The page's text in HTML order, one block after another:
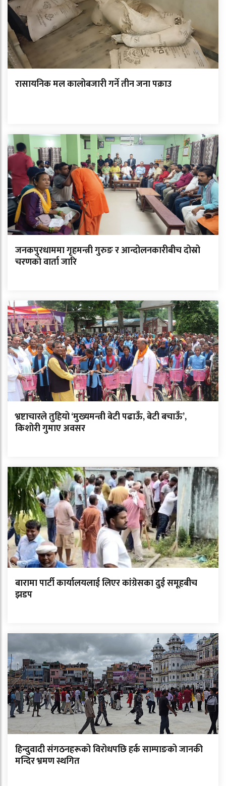
रासायनिक मल कालोबजारी गर्ने तीन जना पक्राउ
जनकपुरधाममा गृहमन्त्री गुरुङ र आन्दोलनकारीबीच दोस्रो
चरणको वार्ता जारि
भ्रष्टाचारले तुहियो ‘मुख्यमन्त्री बेटी पढाऊँ, बेटी बचाऊँ’,
किशोरी गुमाए अवसर
बारामा पार्टी कार्यालयलाई लिएर कांग्रेसका दुई समूहबीच
झडप
हिन्दुवादी संगठनहरूको विरोधपछि हर्क साम्पाङको जानकी
मन्दिर भ्रमण स्थगित